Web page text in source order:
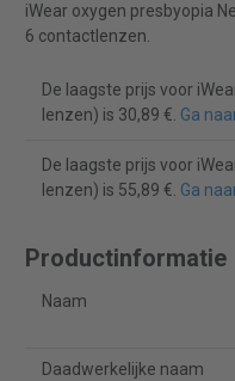
iWear oxygen presbyopia
6 contactlenzen.
De laagste prijs voor
lenzen) is 30,89 €. Ga
De laagste prijs voor
lenzen) is 55,89 €. Ga
Productinformatie
Naam
Daadwerkelijke naam